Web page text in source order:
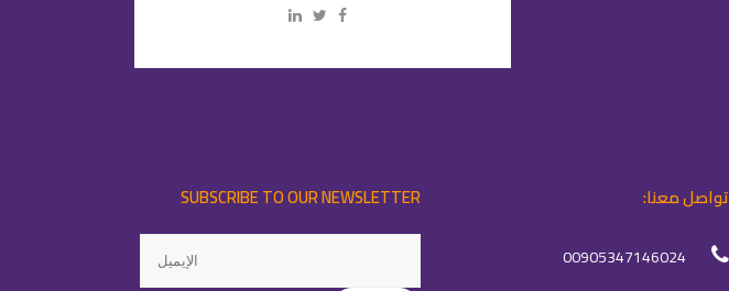
تواصل معنا:
00905347146024
SUBSCRIBE TO OUR NEWSLETTER